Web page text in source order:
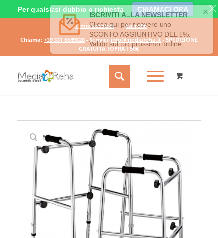
Il mio account
Carrello
Chiama: +39 331 6689828- Scrivici: info@mediareha.it- SPEDIZIONE
GRATUITA SOPRA I 50€
Per qualsiasi dubbio o richiesta CHIAMACI ORA